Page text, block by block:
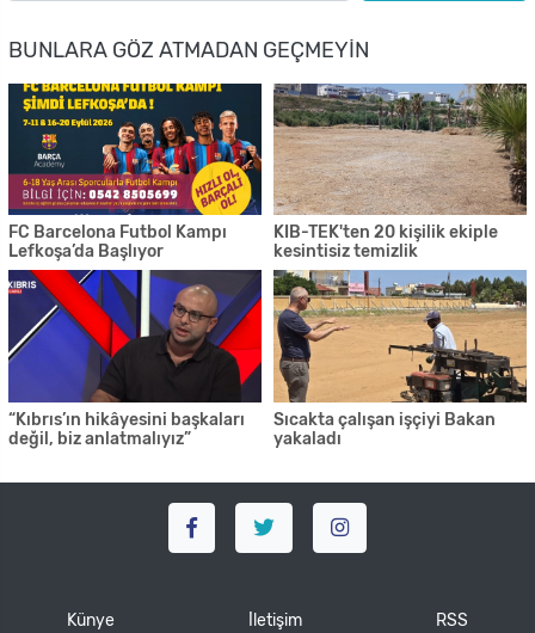
BUNLARA GÖZ ATMADAN GEÇMEYIN
FC Barcelona Futbol Kampı
Lefkoşa’da Başlıyor
KIB-TEK'ten 20 kişilik ekiple
kesintisiz temizlik
“Kıbrıs’ın hikâyesini başkaları
değil, biz anlatmalıyız”
Sıcakta çalışan işçiyi Bakan
yakaladı
Künye İletişim RSS